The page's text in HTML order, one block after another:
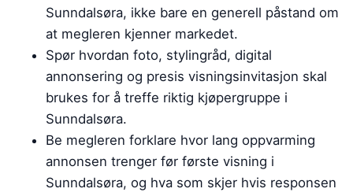
Sunndalsøra, ikke bare en generell påstand om
at megleren kjenner markedet.
Spør hvordan foto, stylingråd, digital
annonsering og presis visningsinvitasjon skal
brukes for å treffe riktig kjøpergruppe i
Sunndalsøra.
Be megleren forklare hvor lang oppvarming
annonsen trenger før første visning i
Sunndalsøra, og hva som skjer hvis responsen